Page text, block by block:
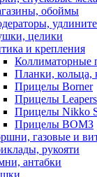
обоймы
целики
и крепления
Коллиматорные
Планки,
Прицелы Borner
Прицелы Leapers
Прицелы Nikko
Прицелы ВОМЗ
газовые и
рукояти
антабки